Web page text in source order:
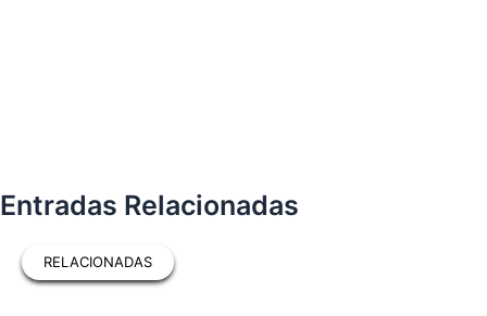
Entradas Relacionadas
RELACIONADAS